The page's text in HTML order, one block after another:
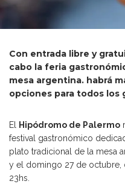
Con entrada libre y
cabo la feria
mesa argentina. habrá
opciones para todos los
El Hipódromo de Palermo
festival gastronómico
plato tradicional de la mesa
y el domingo 27 de octubre,
23hs.